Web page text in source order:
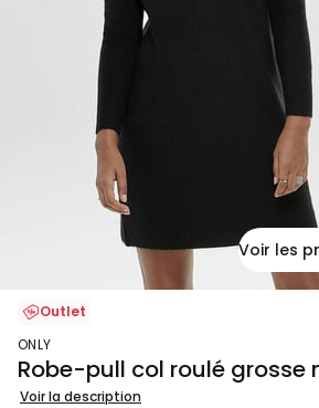
Voir les
Outlet
ONLY
Robe-pull col roulé grosse
Voir la description